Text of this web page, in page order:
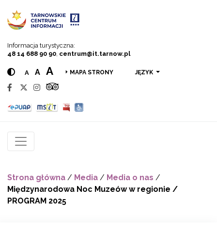
Informacja turystyczna:
48 14 688 90 90 centrum@it.tarnow.pl
A A A MAPA STRONY JĘZYK
Strona główna / Media / Media o nas /
Międzynarodowa Noc Muzeów w regionie /
PROGRAM 2025